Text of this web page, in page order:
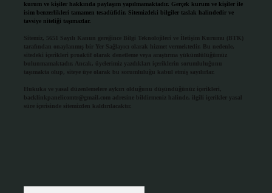
kurum ve kişiler hakkında paylaşım yapılmamaktadır. Gerçek kurum ve kişiler ile
isim benzerlikleri tamamen tesadüfidir. Sitemizdeki bilgiler taslak halindedir ve
tavsiye niteliği taşımazlar.
Sitemiz, 5651 Sayılı Kanun gereğince Bilgi Teknolojileri ve İletişim Kurumu (BTK)
tarafından onaylanmış bir Yer Sağlayıcı olarak hizmet vermektedir. Bu nedenle,
sitedeki içerikleri proaktif olarak denetleme veya araştırma yükümlülüğümüz
bulunmamaktadır. Ancak, üyelerimiz yazdıkları içeriklerin sorumluluğunu
taşımakta olup, siteye üye olarak bu sorumluluğu kabul etmiş sayılırlar.
Hukuka ve yasal düzenlemelere aykırı olduğunu düşündüğünüz içerikleri,
backlinkpanelicomtr@gmail.com adresine bildirmeniz halinde, ilgili içerikler yasal
süre içerisinde sitemizden kaldırılacaktır.